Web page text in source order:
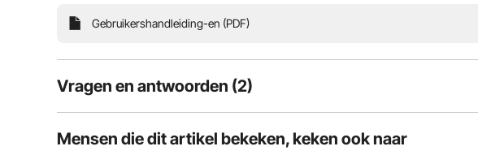
Gebruikershandleiding-en (PDF)
Vragen en antwoorden (2)
2
Mensen die dit artikel bekeken, keken ook naar